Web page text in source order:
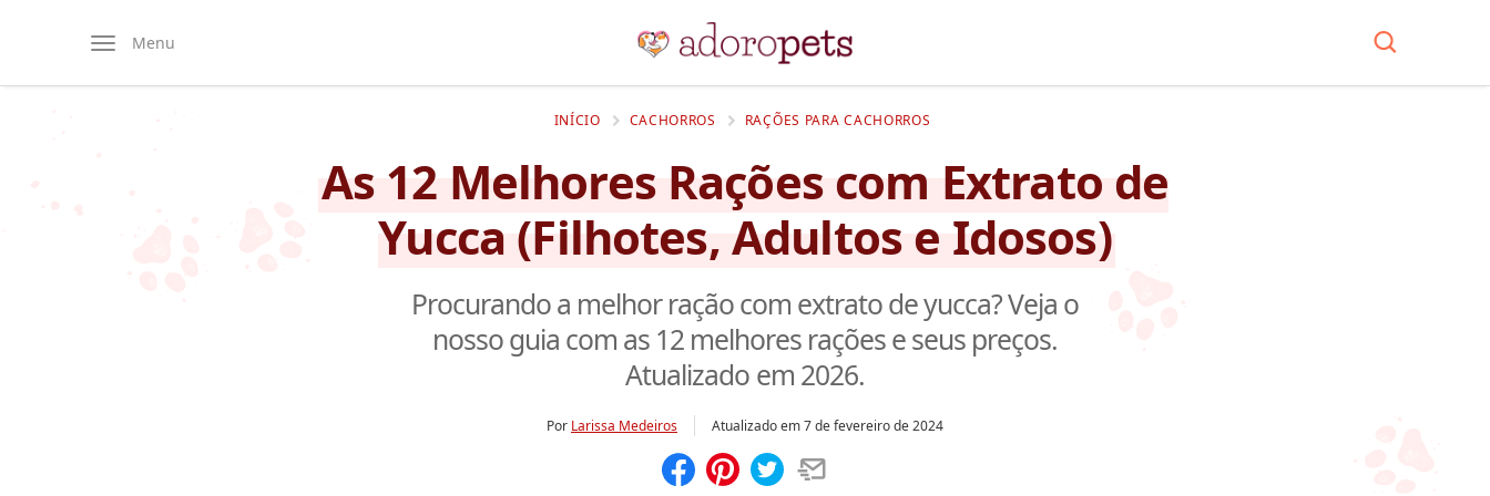
Menu
INÍCIO CACHORROS RAÇÕES PARA CACHORROS
As 12 Melhores Rações com Extrato de
Yucca (Filhotes, Adultos e Idosos)
Procurando a melhor ração com extrato de yucca? Veja o
nosso guia com as 12 melhores rações e seus preços.
Atualizado em 2026.
Por Larissa Medeiros Atualizado em7 de fevereiro de 2024